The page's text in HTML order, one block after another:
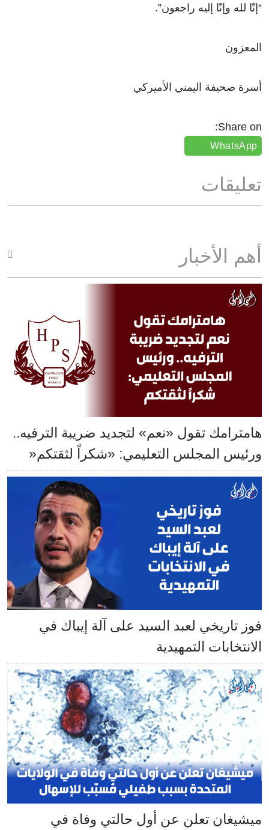
“إنّا لله وإنّا إليه راجعون”.
المعزون
أسرة صحيفة اليمني الأميركي
Share on:
WhatsApp
تعليقات
أهم الأخبار
هامترامك تقول «نعم» لتجديد ضريبة الترفيه..
ورئيس المجلس التعليمي: «شكراً لثقتكم«
فوز تاريخي لعبد السيد على آلة إيباك في
الانتخابات التمهيدية
ميشيغان تعلن عن أول حالتي وفاة في